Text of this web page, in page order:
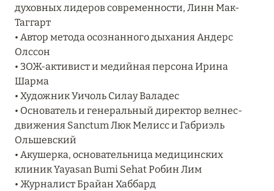
27 сентября 2024
HÔTEL BARRIÈRE LES NEIGES
Подробнее
27 сентября 2024
HÔTEL BARRIÈRE LES NEIGES
Подробнее
27 сентября 2024
духовных лидеров современности, Линн Мак-
Таггарт
• Автор метода осознанного дыхания Андерс
Олссон
• ЗОЖ-активист и медийная персона Ирина
Шарма
• Художник Уичоль Силау Валадес
• Основатель и генеральный директор велнес-
движения Sanctum Люк Мелисс и Габриэль
Ольшевский
• Акушерка, основательница медицинских
клиник Yayasan Bumi Sehat Робин Лим
• Журналист Брайан Хаббард